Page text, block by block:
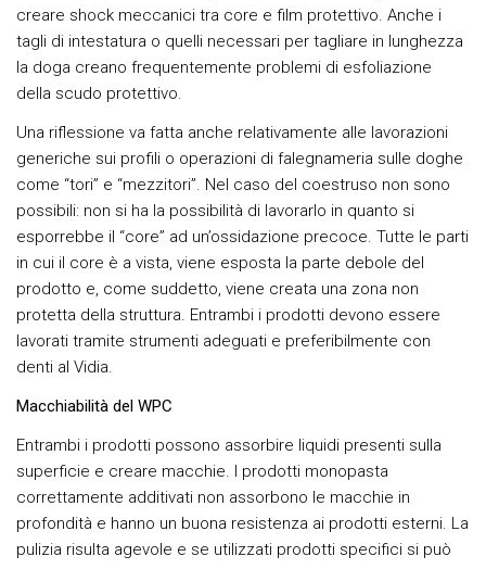
creare shock meccanici tra core e film protettivo. Anche i
tagli di intestatura o quelli necessari per tagliare in lunghezza
la doga creano frequentemente problemi di esfoliazione
della scudo protettivo.
Una riflessione va fatta anche relativamente alle lavorazioni
generiche sui profili o operazioni di falegnameria sulle doghe
come “tori” e “mezzitori”. Nel caso del coestruso non sono
possibili: non si ha la possibilità di lavorarlo in quanto si
esporrebbe il “core” ad un’ossidazione precoce. Tutte le parti
in cui il core è a vista, viene esposta la parte debole del
prodotto e, come suddetto, viene creata una zona non
protetta della struttura. Entrambi i prodotti devono essere
lavorati tramite strumenti adeguati e preferibilmente con
denti al Vidia.
Macchiabilità del WPC
Entrambi i prodotti possono assorbire liquidi presenti sulla
superficie e creare macchie. I prodotti monopasta
correttamente additivati non assorbono le macchie in
profondità e hanno un buona resistenza ai prodotti esterni. La
pulizia risulta agevole e se utilizzati prodotti specifici si può